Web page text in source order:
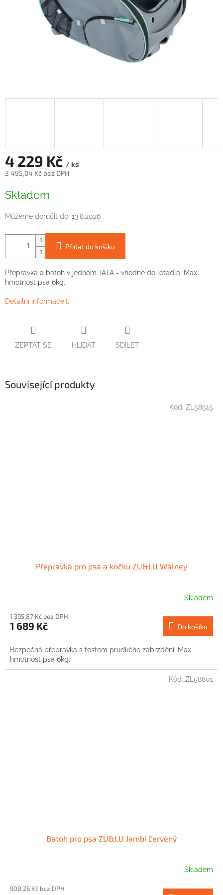
4 229 Kč / ks
3 495,04 Kč bez DPH
cena:
Skladem
Můžeme doručit do: 13.8.2026
Přidat do košíku
Přepravka a batoh v jednom. IATA - vhodné do letadla. Max
hmotnost psa 6kg.
Detailní informace
ZEPTAT SE HLÍDAT SDÍLET
Související produkty
Přepravka pro psa a kočku ZU&LU Walney
Skladem
1 395,87 Kč bez DPH
1 689 Kč Do košíku
Bezpečná přepravka s testem prudkého zabrzdění. Max
hmotnost psa 6kg.
Kód: ZL58515
Batoh pro psa ZU&LU Jambi červený
Skladem
908,26 Kč bez DPH
Kód: ZL58801